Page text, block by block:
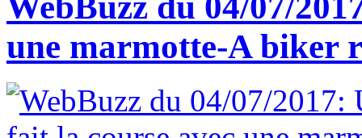
une marmotte-A biker